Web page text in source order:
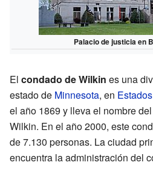
Palacio de justicia en
El condado de Wilkin es una
estado de Minnesota, en
el año 1869 y lleva el nombre
Wilkin. En el año 2000, este
de 7.130 personas. La ciudad
encuentra la administración del